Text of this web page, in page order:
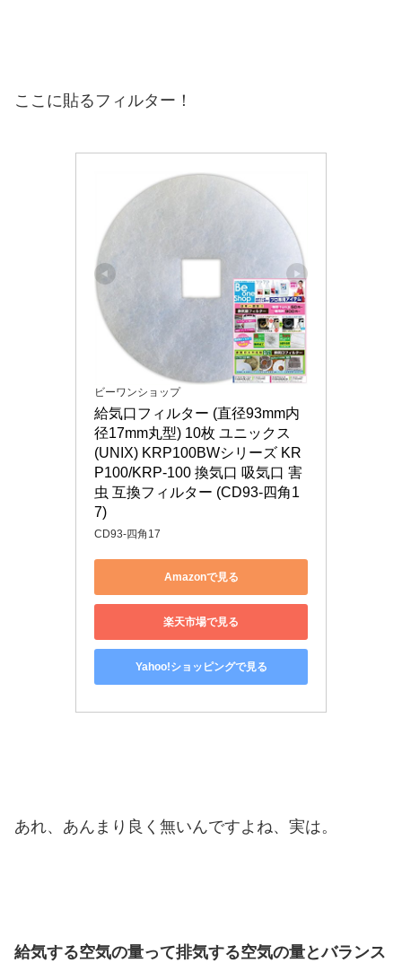
ここに貼るフィルター！
ビーワンショップ
給気口フィルター (直径93mm内
径17mm丸型) 10枚 ユニックス
(UNIX) KRP100BWシリーズ KR
P100/KRP-100 換気口 吸気口 害
虫 互換フィルター (CD93-四角1
7)
CD93-四角17
Amazonで見る
楽天市場で見る
Yahoo!ショッピングで見る
あれ、あんまり良く無いんですよね、実は。
給気する空気の量って排気する空気の量とバランス